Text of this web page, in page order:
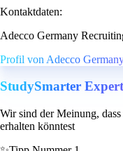
Kontaktdaten:
Adecco Germany
Profil von Adecco
StudySmarter
Wir sind der Meinung,
erhalten könntest